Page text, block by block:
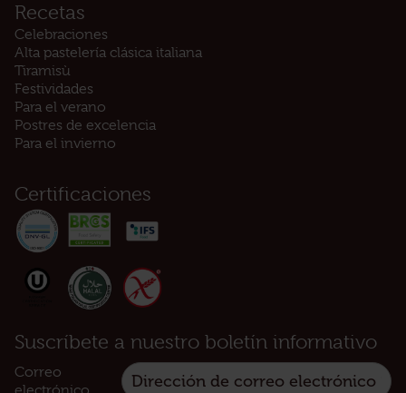
Recetas
Celebraciones
Alta pastelería clásica italiana
Tiramisù
Festividades
Para el verano
Postres de excelencia
Para el invierno
Certificaciones
Suscríbete a nuestro boletín informativo
Correo